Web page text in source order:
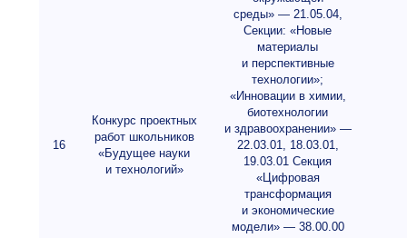
16
Конкурс проектных
работ школьников
«Будущее науки
и технологий»
среды» — 21.05.04,
Секции: «Новые
материалы
и перспективные
технологии»;
«Инновации в химии,
биотехнологии
и здравоохранении» —
22.03.01, 18.03.01,
19.03.01 Секция
«Цифровая
трансформация
и экономические
модели» — 38.00.00